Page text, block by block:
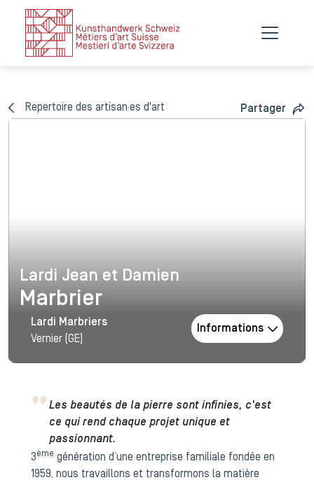
Repertoire des artisan·es d'art Partager
Lardi Jean et Damien
Lardi Jean et Damien
Marbrier
Lardi Marbriers
Vernier (GE)
Informations
Les beautés de la pierre sont infinies, c'est
ce qui rend chaque projet unique et
passionnant.
3ème génération d’une entreprise familiale fondée en
1959, nous travaillons et transformons la matière